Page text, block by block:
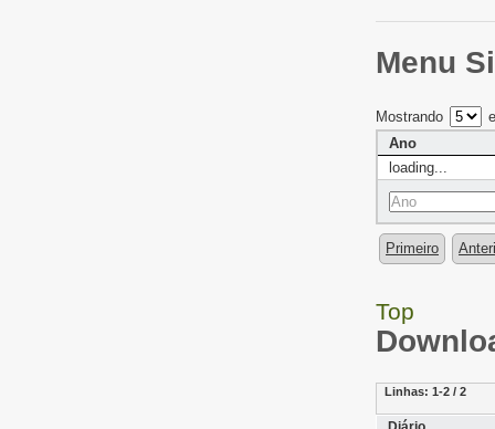
Menu
Mostrando
Ano
loading...
Primeiro
Top
Linhas: 1-2 / 2